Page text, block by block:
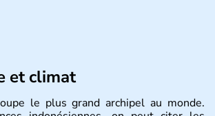
et climat
le plus grand archipel au monde.